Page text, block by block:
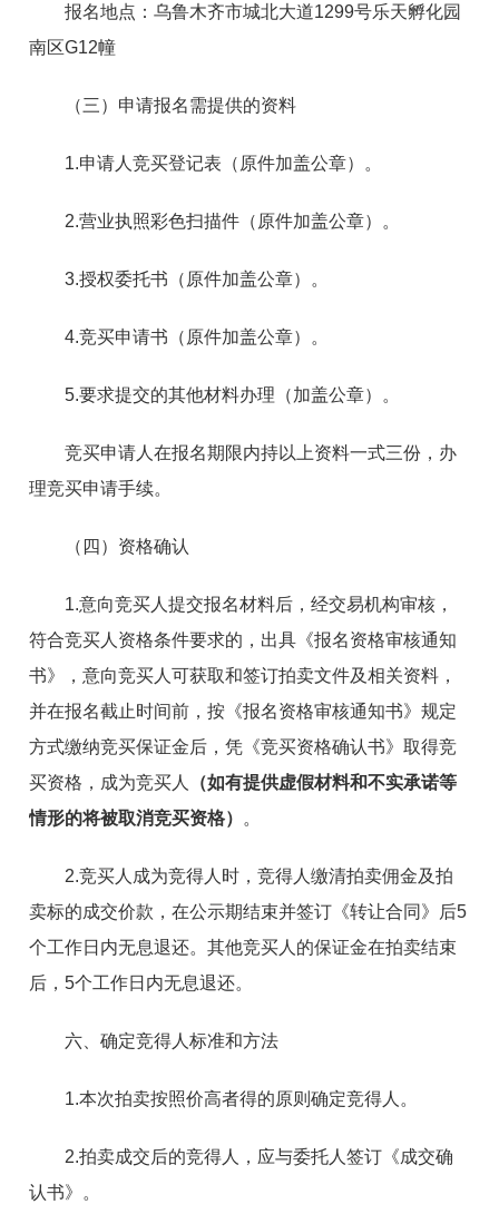
报名地点：乌鲁木齐市城北大道1299号乐天孵化园
南区G12幢
（三）申请报名需提供的资料
1.申请人竞买登记表（原件加盖公章）。
2.营业执照彩色扫描件（原件加盖公章）。
3.授权委托书（原件加盖公章）。
4.竞买申请书（原件加盖公章）。
5.要求提交的其他材料办理（加盖公章）。
竞买申请人在报名期限内持以上资料一式三份，办
理竞买申请手续。
（四）资格确认
1.意向竞买人提交报名材料后，经交易机构审核，
符合竞买人资格条件要求的，出具《报名资格审核通知
书》，意向竞买人可获取和签订拍卖文件及相关资料，
并在报名截止时间前，按《报名资格审核通知书》规定
方式缴纳竞买保证金后，凭《竞买资格确认书》取得竞
买资格，成为竞买人
（如有提供虚假材料和不实承诺等
情形的将被取消竞买资格）
。
2.竞买人成为竞得人时，竞得人缴清拍卖佣金及拍
卖标的成交价款，在公示期结束并签订《转让合同》后5
个工作日内无息退还。其他竞买人的保证金在拍卖结束
后，5个工作日内无息退还。
六、确定竞得人标准和方法
1.本次拍卖按照价高者得的原则确定竞得人。
2.拍卖成交后的竞得人，应与委托人签订《成交确
认书》。